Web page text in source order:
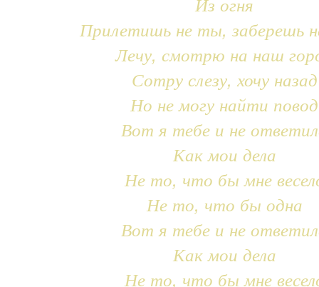
Прилетишь не ты, заберешь
Лечу, смотрю на наш
Сотру слезу, хочу назад
Но не могу найти повод
Вот я тебе и не
Как мои дела
Не то, что бы мне
Не то, что бы одна
Вот я тебе и не
Как мои дела
Не то, что бы мне